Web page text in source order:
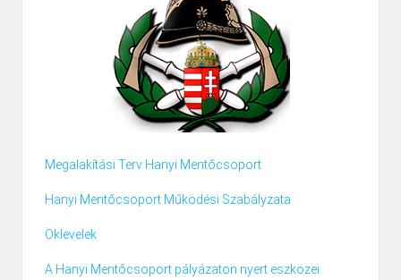
Megalakítási Terv Hanyi Mentőcsoport
Hanyi Mentőcsoport Működési Szabályzata
Oklevelek
A Hanyi Mentőcsoport pályázaton nyert eszközei